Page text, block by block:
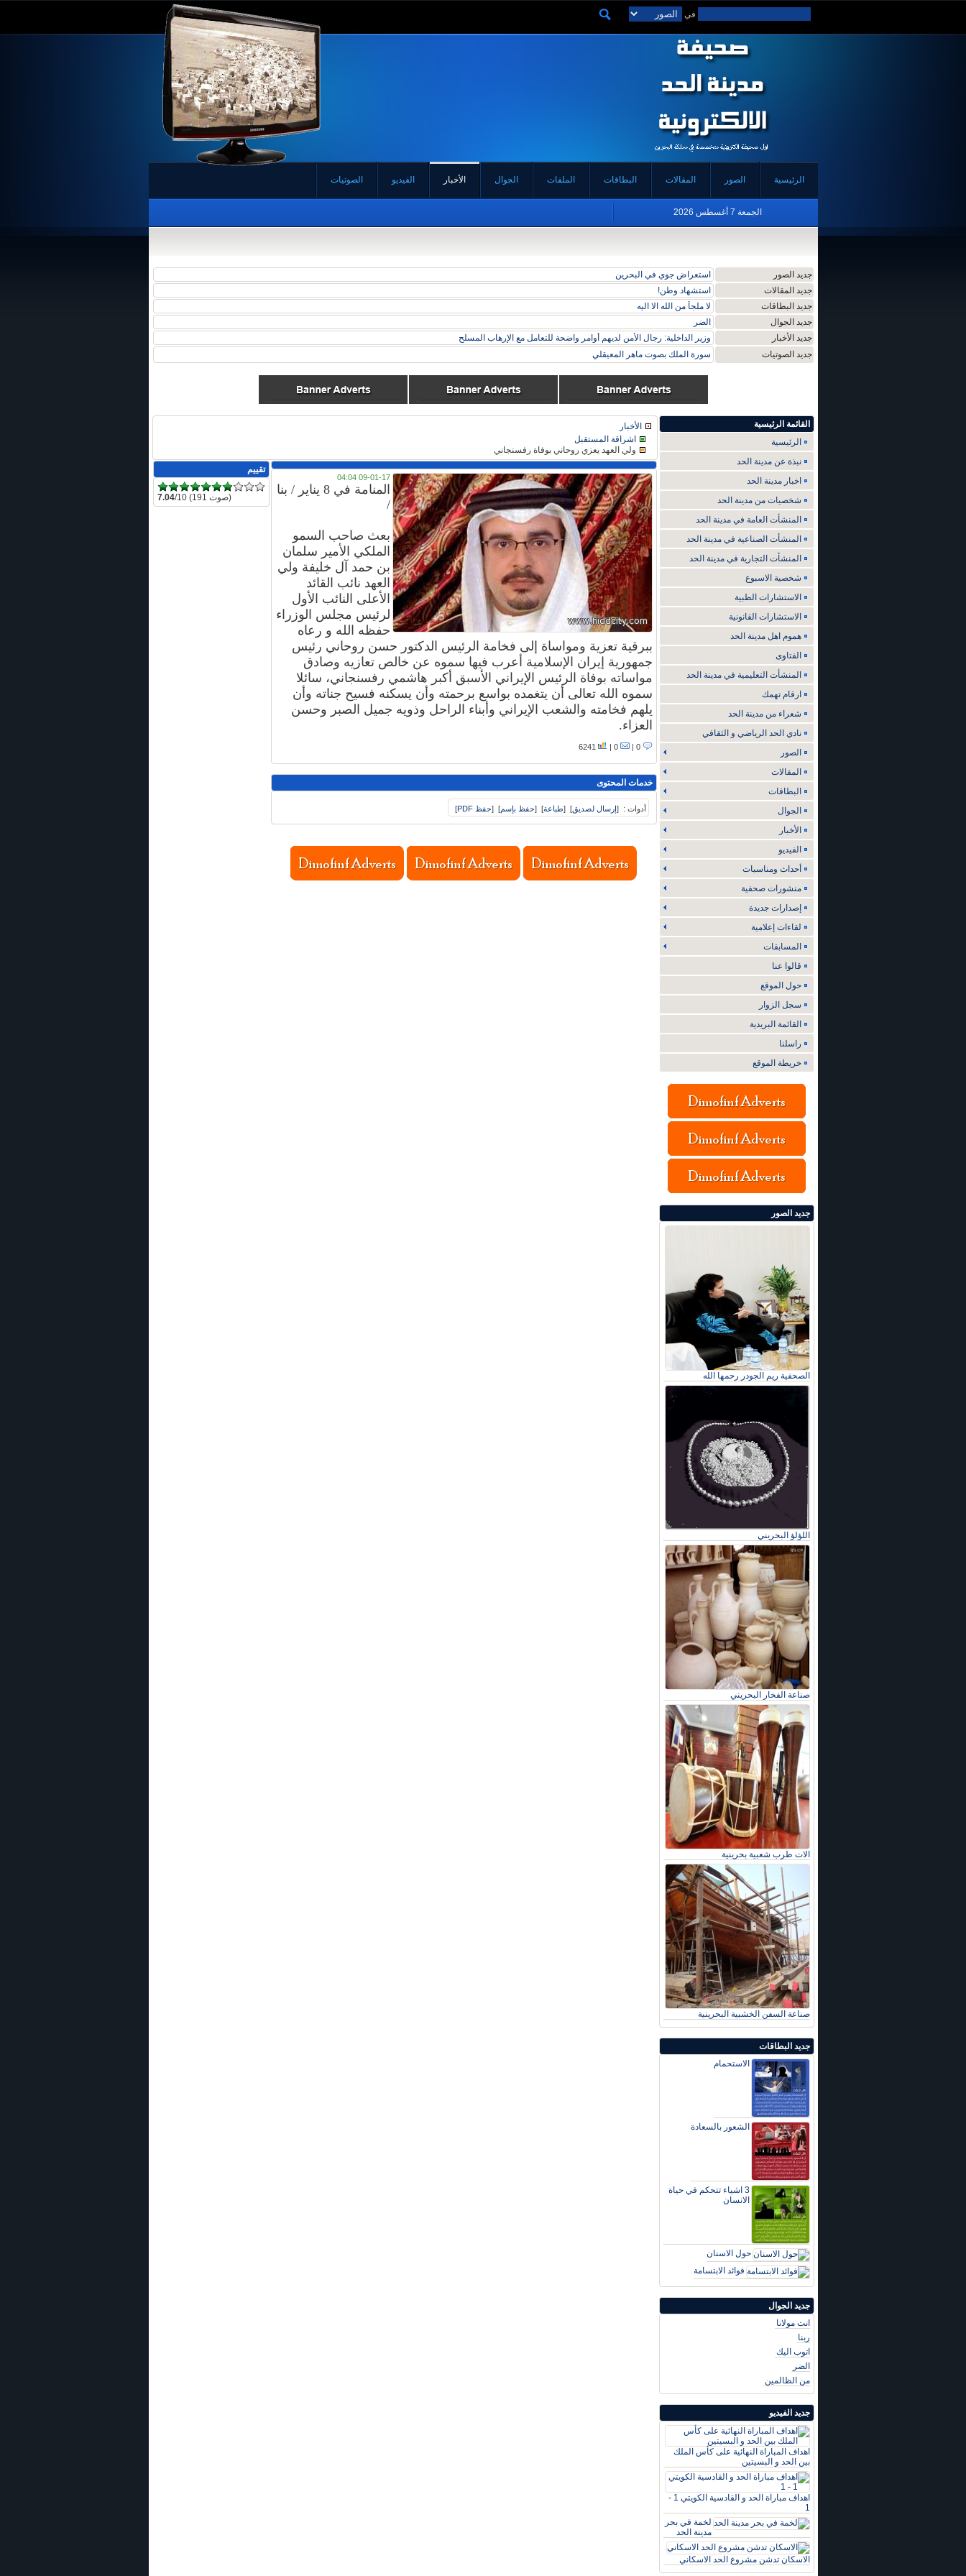
في
الرئيسية الصور المقالات البطاقات الملفات الجوال الأخبار الفيديو الصوتيات
الجمعة 7 أغسطس 2026
جديد الصور
استعراض جوي في البحرين
جديد المقالات
استشهاد وطن!
جديد البطاقات
لا ملجأ من الله الا اليه
جديد الجوال
الضر
جديد الأخبار
وزير الداخلية: رجال الأمن لديهم أوامر واضحة للتعامل مع الإرهاب المسلح
جديد الصوتيات
سورة الملك بصوت ماهر المعيقلي
القائمة الرئيسية
الرئيسية
نبذة عن مدينة الحد
اخبار مدينة الحد
شخصيات من مدينة الحد
المنشأت العامة في مدينة الحد
المنشأت الصناعية في مدينة الحد
المنشأت التجارية في مدينة الحد
شخصية الاسبوع
الاستشارات الطبية
الاستشارات القانونية
هموم اهل مدينة الحد
الفتاوى
المنشأت التعليمية في مدينة الحد
ارقام تهمك
شعراء من مدينة الحد
نادي الحد الرياضي و الثقافي
الصور
المقالات
البطاقات
الجوال
الأخبار
الفيديو
أحداث ومناسبات
منشورات صحفية
إصدارات جديدة
لقاءات إعلامية
المسابقات
قالوا عنا
حول الموقع
سجل الزوار
القائمة البريدية
راسلنا
خريطة الموقع
جديد الصور
الصحفية ريم الجودر رحمها الله
اللؤلؤ البحريني
صناعة الفخار البحريني
الات طرب شعبية بحرينية
صناعة السفن الخشبية البحرينية
جديد البطاقات
الاستحمام
الشعور بالسعادة
3 اشياء تتحكم في حياة
الانسان
حول الاسنان
فوائد الابتسامة
جديد الجوال
انت مولانا
ربنا
اتوب اليك
الضر
من الظالمين
جديد الفيديو
اهداف المباراة النهائية على كأس الملك
بين الحد و البسيتين
اهداف مباراة الحد و القادسية الكويتي 1 -
1
لخمة في بحر
مدينة الحد
الاسكان تدشن مشروع الحد الاسكاني
الأخبار
اشراقة المستقبل
ولي العهد يعزي روحاني بوفاة رفسنجاني
09-01-17 04:04
المنامة في 8 يناير / بنا
/
بعث صاحب السمو
الملكي الأمير سلمان
بن حمد آل خليفة ولي
العهد نائب القائد
الأعلى النائب الأول
لرئيس مجلس الوزراء
حفظه الله و رعاه
ببرقية تعزية ومواساة إلى فخامة الرئيس الدكتور حسن روحاني رئيس
جمهورية إيران الإسلامية أعرب فيها سموه عن خالص تعازيه وصادق
مواساته بوفاة الرئيس الإيراني الأسبق أكبر هاشمي رفسنجاني، سائلا
سموه الله تعالى أن يتغمده بواسع برحمته وأن يسكنه فسيح جناته وأن
يلهم فخامته والشعب الإيراني وأبناء الراحل وذويه جميل الصبر وحسن
العزاء.
0 |
0 |
خدمات المحتوى
أدوات : [إرسال لصديق]
[طباعة]
[حفظ بإسم]
[حفظ PDF ]
تقييم
7.04 /10 (191 صوت)